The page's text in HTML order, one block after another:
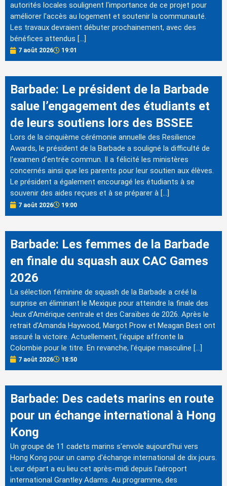
autorités locales soulignent l'importance de ce projet pour
améliorer l'accès au logement et soutenir la communauté.
Les travaux devraient débuter prochainement, avec des
bénéfices attendus […]
7 août 2026 19:01
Barbade: Le président de la Barbade
salue l’engagement des étudiants et
de leurs soutiens lors des BSSEE
Lors de la cinquième cérémonie annuelle des Resilience
Awards, le président de la Barbade a souligné la difficulté de
l'examen d'entrée commun. Il a félicité les ministères
concernés ainsi que les parents pour leur soutien aux élèves.
Le président a également encouragé les étudiants à se
souvenir des aides reçues et à se préparer à […]
7 août 2026 19:00
Barbade: Les femmes de la Barbade
en finale du squash aux CAC Games
2026
La sélection féminine de squash de la Barbade a créé la
surprise en éliminant le Mexique pour atteindre la finale des
Jeux d'Amérique centrale et des Caraïbes de 2026. Après le
retrait d'Amanda Haywood, Margot Prow et Meagan Best ont
assuré la victoire. Actuellement, l'équipe affronte la
Colombie pour le titre. En revanche, l'équipe masculine […]
7 août 2026 18:50
Barbade: Des cadets marins en route
pour un échange international à Hong
Kong
Un groupe de 11 cadets marins s'envole aujourd'hui vers
Hong Kong pour un camp d'échange international de dix jours.
Leur départ a eu lieu cet après-midi depuis l'aéroport
international Grantley Adams. Au programme, des